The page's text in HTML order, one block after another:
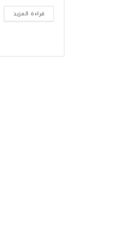
قراءة المزيد